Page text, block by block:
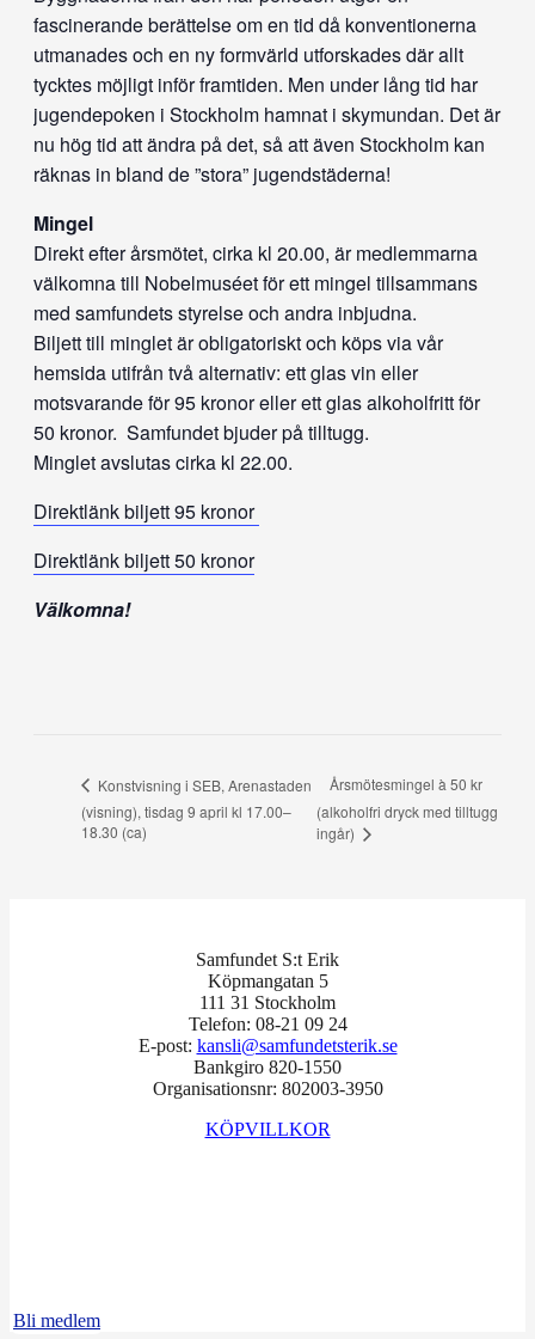
fascinerande berättelse om en tid då konventionerna
utmanades och en ny formvärld utforskades där allt
tycktes möjligt inför framtiden. Men under lång tid har
jugendepoken i Stockholm hamnat i skymundan. Det är
nu hög tid att ändra på det, så att även Stockholm kan
räknas in bland de ”stora” jugendstäderna!
Mingel
Direkt efter årsmötet, cirka kl 20.00, är medlemmarna
välkomna till Nobelmuséet för ett mingel tillsammans
med samfundets styrelse och andra inbjudna.
Biljett till minglet är obligatoriskt och köps via vår
hemsida utifrån två alternativ: ett glas vin eller
motsvarande för 95 kronor eller ett glas alkoholfritt för
50 kronor. Samfundet bjuder på tilltugg.
Minglet avslutas cirka kl 22.00.
Direktlänk biljett 95 kronor
Direktlänk biljett 50 kronor
Välkomna!
Konstvisning i SEB, Arenastaden
(visning), tisdag 9 april kl 17.00–
18.30 (ca)
Årsmötesmingel à 50 kr
(alkoholfri dryck med tilltugg
ingår)
Samfundet S:t Erik
Köpmangatan 5
111 31 Stockholm
Telefon: 08-21 09 24
E-post: kansli@samfundetsterik.se
Bankgiro 820-1550
Organisationsnr: 802003-3950
KÖPVILLKOR
Bli medlem